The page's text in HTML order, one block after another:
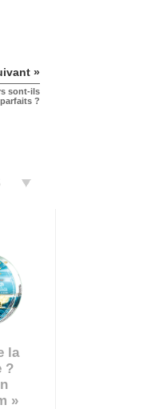
»
sont-ils
parfaits ?
la
?
»